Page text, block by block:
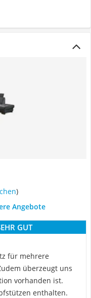
)
Angebote
GUT
für mehrere
überzeugt uns
vorhanden ist.
enthalten.